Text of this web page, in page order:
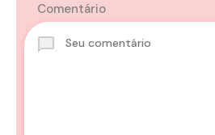
Comentário